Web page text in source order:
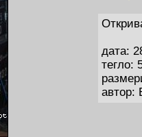
дата:
тегло:
автор: